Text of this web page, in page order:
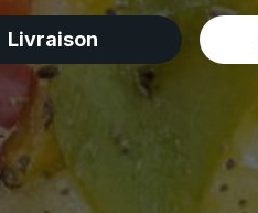
Livraison